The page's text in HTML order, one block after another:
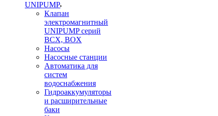
UNIPUMP
Клапан
электромагнитный
UNIPUMP серий
BCX, BOX
Насосы
Насосные станции
Автоматика для
систем
водоснабжения
Гидроаккумуляторы
и расширительные
баки